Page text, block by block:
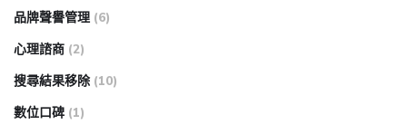
品牌聲譽管理 (6)
心理諮商 (2)
搜尋結果移除 (10)
數位口碑 (1)